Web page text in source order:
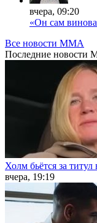
вчера, 09:20
«Он сам
Все новости MMA
Последние новости
Холм бьётся за
вчера, 19:19